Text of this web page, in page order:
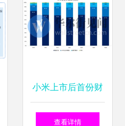
小米上市后首份财
报亮眼 二季度各业
查看详情